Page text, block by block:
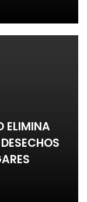
ELIMINA